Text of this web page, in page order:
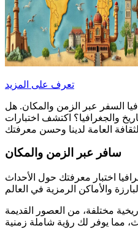
تعرف على المزيد
السفر عبر الزمن والمكان. هل
والجغرافيا؟ اكتشف اختبارات
سافر عبر الزمن والمكان
اختبار معرفتك حول الأحداث
مختلفة، من العصور القديمة